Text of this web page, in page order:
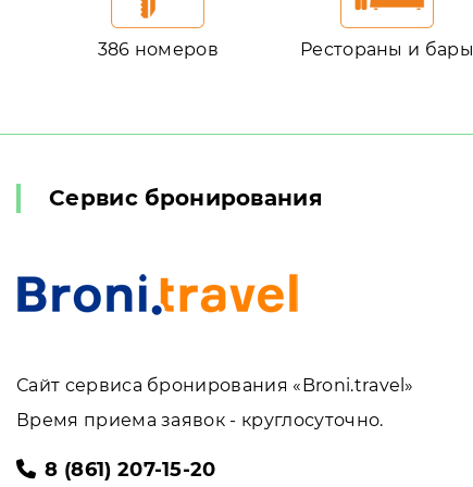
386 номеров Рестораны и бары
Сервис бронирования
Сайт сервиса бронирования «Broni.travel»
Время приема заявок - круглосуточно.
8 (861) 207-15-20